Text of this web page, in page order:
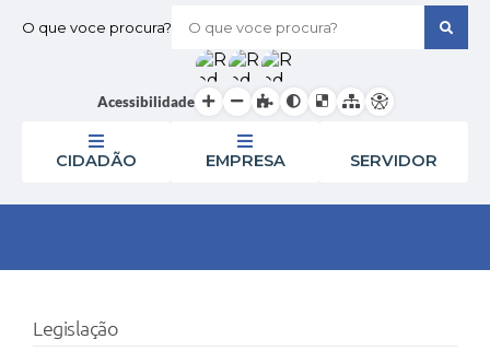
O que voce procura?
Acessibilidade
CIDADÃO EMPRESA SERVIDOR
Legislação